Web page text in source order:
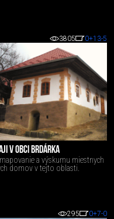
3805 0+13-5
V OBCI BRDÁRKA
a výskumu miestnych
domov v tejto oblasti.
295 0+7-0